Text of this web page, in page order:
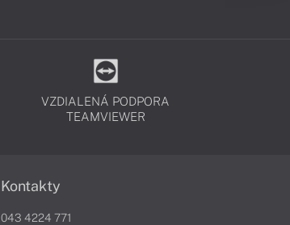
VZDIALENÁ PODPORA
TEAMVIEWER
Kontakty
043 4224 771